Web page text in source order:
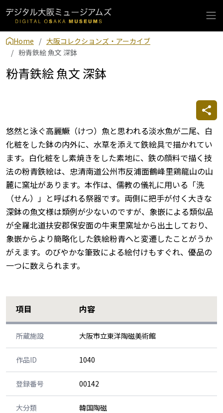
Home
大阪コレクションズ・アーカイブ
粉青鉄絵 魚文 深鉢
粉青鉄絵 魚文 深鉢
悠然と泳ぐ高麗鱖（けつ）魚と思われる淡水魚が二尾、白
化粧をした鉢の内外に、水草を添えて鉄絵具で描かれてい
ます。白化粧をし素焼きをした素地に、鉄の顔料で描く技
法の粉青鉄絵は、忠清南道公州市反浦面鶴峰里鶏龍山の山
麓に窯址があります。本作は、儒教の儀礼に用いる「洗
（せん）」と呼ばれる祭器です。両側に把手が付く大きな
深鉢の魚文様は類例が少ないのですが、象嵌による類似品
が全羅北道扶安郡保安面の牛東里窯址から出土しており、
象嵌からより簡略化した鉄絵粉青へと変遷したことがうか
がえます。のびやかな筆致による絵付けもすぐれ、優品の
一つに数えられます。
項目 内容
所蔵施設 大阪市立東洋陶磁美術館
作品ID 1040
登録番号 00142
大分類 韓国陶磁